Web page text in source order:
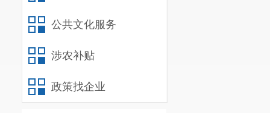
公共文化服务
涉农补贴
政策找企业